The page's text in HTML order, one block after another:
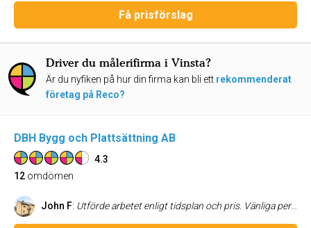
Få prisförslag
Driver du målerifirma i Vinsta?
Är du nyfiken på hur din firma kan bli ett rekommenderat
företag på Reco?
DBH Bygg och Plattsättning AB
4.3
12 omdömen
John F: Utförde arbetet enligt tidsplan och pris. Vänliga personer som utförde jobbet och med ett utmärkt resultat. Jag kan starkt rekommendera dem.